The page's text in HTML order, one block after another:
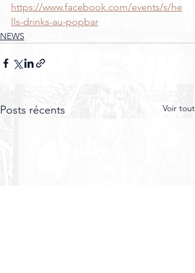
https://www.facebook.com/events/s/he
lls-drinks-au-popbar
NEWS
Posts récents Voir tout